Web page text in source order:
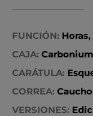
FUNCIÓN:
CAJA:
CARÁTULA:
CORREA: Caucho
VERSIONES: